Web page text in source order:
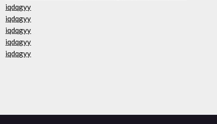
iqdqgyy
iqdqgyy
iqdqgyy
iqdqgyy
iqdqgyy